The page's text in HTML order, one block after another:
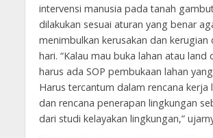
intervensi manusia pada tanah
dilakukan sesuai aturan yang benar
menimbulkan kerusakan dan kerugian
hari. “Kalau mau buka lahan atau land
harus ada SOP pembukaan lahan
Harus tercantum dalam rencana kerja
dan rencana penerapan lingkungan
dari studi kelayakan lingkungan,”